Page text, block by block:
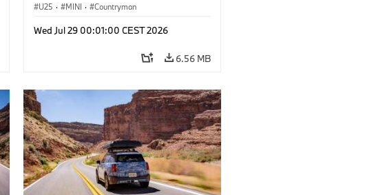
U25 · MINI · Countryman
Wed Jul 29 00:01:00 CEST 2026
6.56 MB